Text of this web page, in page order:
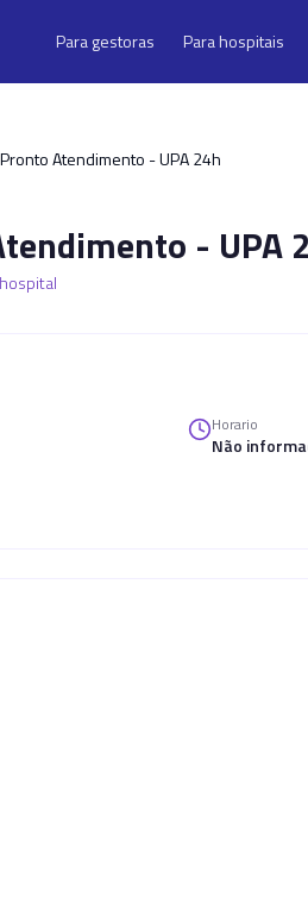
Para gestoras Para hospitais
Atendimento - UPA 24h
- UPA
Horario
Não